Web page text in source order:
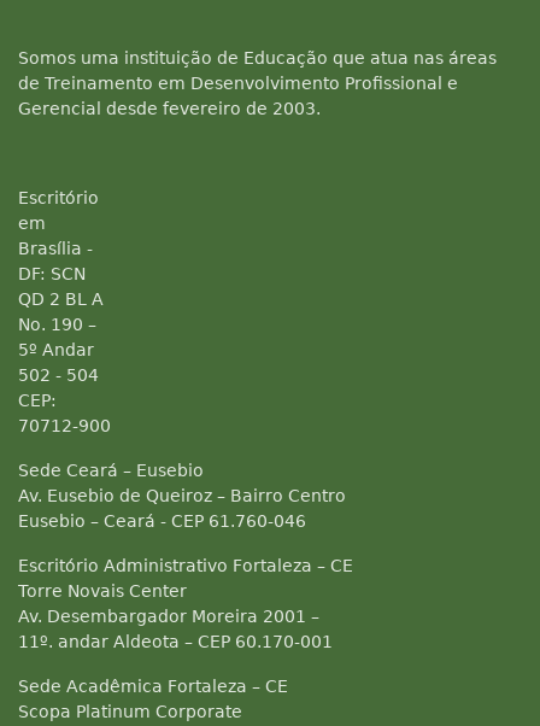
Somos uma instituição de Educação que atua nas áreas
de Treinamento em Desenvolvimento Profissional e
Gerencial desde fevereiro de 2003.
Escritório
em
Brasília -
DF: SCN
QD 2 BL A
No. 190 –
5º Andar
502 - 504
CEP:
70712-900
Sede Ceará – Eusebio
Av. Eusebio de Queiroz – Bairro Centro
Eusebio – Ceará - CEP 61.760-046
Escritório Administrativo Fortaleza – CE
Torre Novais Center
Av. Desembargador Moreira 2001 –
11º. andar Aldeota – CEP 60.170-001
Sede Acadêmica Fortaleza – CE
Scopa Platinum Corporate